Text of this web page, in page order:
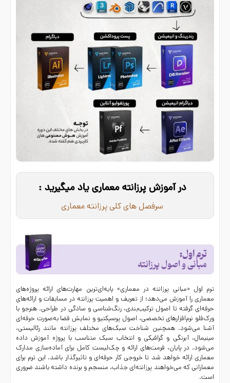
در آموزش پرزانته معماری یاد میگیرید :
سرفصل های کلی پرزانته معماری
ترم اول «مبانی پرزانته در معماری» پایه‌ای‌ترین مهارت‌های ارائه پروژه‌های
معماری را آموزش می‌دهد؛ از تعریف و اهمیت پرزانته در مسابقات و ارائه‌های
حرفه‌ای گرفته تا اصول ترکیب‌بندی، رنگ‌شناسی و سادگی در طراحی. هنرجو با
ورک‌فلو نرم‌افزارهای تخصصی، اصول پرسپکتیو و نمایش فضا به‌صورت حرفه‌ای
آشنا می‌شود. همچنین شناخت سبک‌های مختلف پرزانته مانند رئالیستی،
مینیمال، آبرنگی و گرافیکی و انتخاب سبک متناسب با پروژه آموزش داده
می‌شود. در پایان، فرمت‌های ارائه و چک‌لیست کامل برای آماده‌سازی مدارک
معماری ارائه خواهد شد تا خروجی کار حرفه‌ای و تاثیرگذار باشد. این ترم برای
معمارانی که می‌خواهند پرزانته‌ای جذاب، منسجم و برنده داشته باشند ضروری
است.